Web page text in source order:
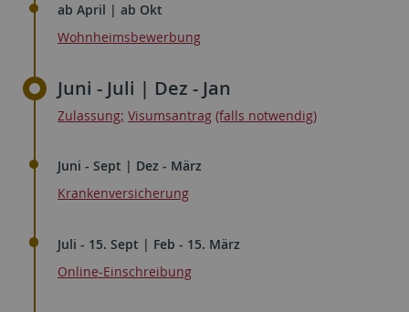
ab April | ab Okt
Wohnheimsbewerbung
Juni - Juli | Dez - Jan
Zulassung; Visumsantrag (falls notwendig)
Juni - Sept | Dez - März
Krankenversicherung
Juli - 15. Sept | Feb - 15. März
Online-Einschreibung